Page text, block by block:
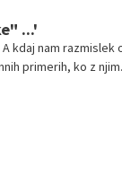
...'
kdaj nam razmislek
primerih, ko z njim